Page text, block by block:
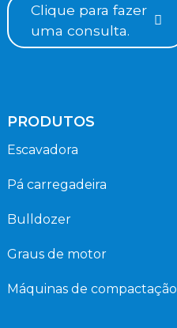
Clique para fazer
uma consulta.
PRODUTOS
Escavadora
Pá carregadeira
Bulldozer
Graus de motor
Máquinas de compactação